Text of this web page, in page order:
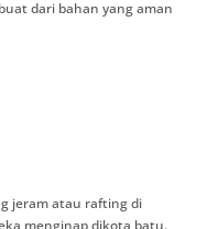
dari bahan yang aman
jeram atau rafting di
menginap dikota batu.